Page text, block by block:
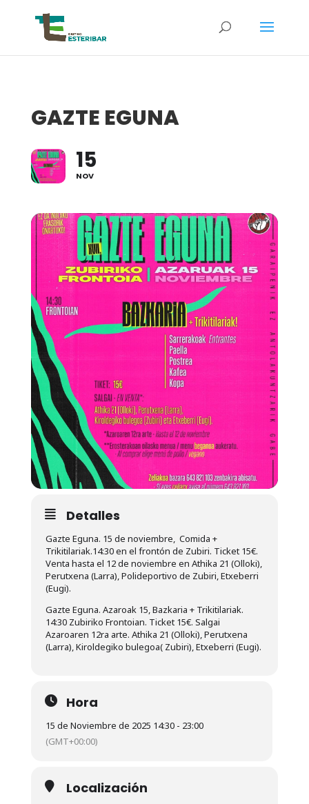
GAZTE EGUNA
15
NOV
Detalles
Gazte Eguna. 15 de noviembre, Comida +
Trikitilariak.14:30 en el frontón de Zubiri. Ticket 15€.
Venta hasta el 12 de noviembre en Athika 21 (Olloki),
Perutxena (Larra), Polideportivo de Zubiri, Etxeberri
(Eugi).
Gazte Eguna. Azaroak 15, Bazkaria + Trikitilariak.
14:30 Zubiriko Frontoian. Ticket 15€. Salgai
Azaroaren 12ra arte. Athika 21 (Olloki), Perutxena
(Larra), Kiroldegiko bulegoa( Zubiri), Etxeberri (Eugi).
Hora
15 de Noviembre de 2025 14:30 - 23:00
(GMT+00:00)
Localización